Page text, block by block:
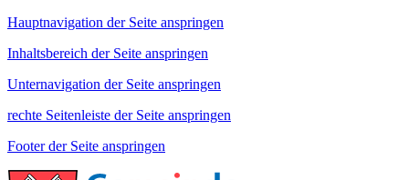
Hauptnavigation der Seite anspringen
Inhaltsbereich der Seite anspringen
Unternavigation der Seite anspringen
rechte Seitenleiste der Seite anspringen
Footer der Seite anspringen